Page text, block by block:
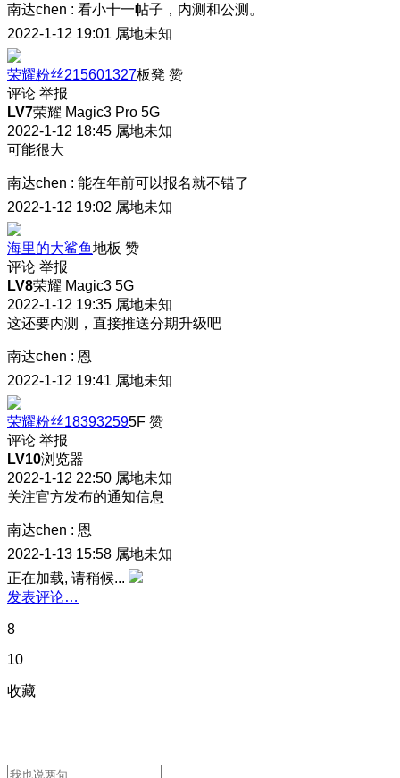
南达chen : 看小十一帖子，内测和公测。
2022-1-12 19:01 属地未知
荣耀粉丝215601327板凳 赞
评论 举报
LV7荣耀 Magic3 Pro 5G
2022-1-12 18:45 属地未知
可能很大
南达chen : 能在年前可以报名就不错了
2022-1-12 19:02 属地未知
海里的大鲨鱼地板 赞
评论 举报
LV8荣耀 Magic3 5G
2022-1-12 19:35 属地未知
这还要内测，直接推送分期升级吧
南达chen : 恩
2022-1-12 19:41 属地未知
荣耀粉丝183932595F 赞
评论 举报
LV10浏览器
2022-1-12 22:50 属地未知
关注官方发布的通知信息
南达chen : 恩
2022-1-13 15:58 属地未知
正在加载, 请稍候...
发表评论…
8
10
收藏